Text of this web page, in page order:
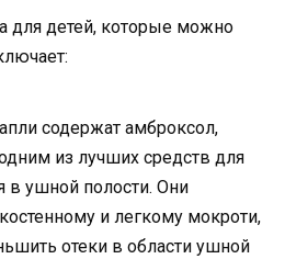
для детей, которые можно
содержат амброксол,
из лучших средств для
в ушной полости. Они
и легкому мокроти,
отеки в области ушной